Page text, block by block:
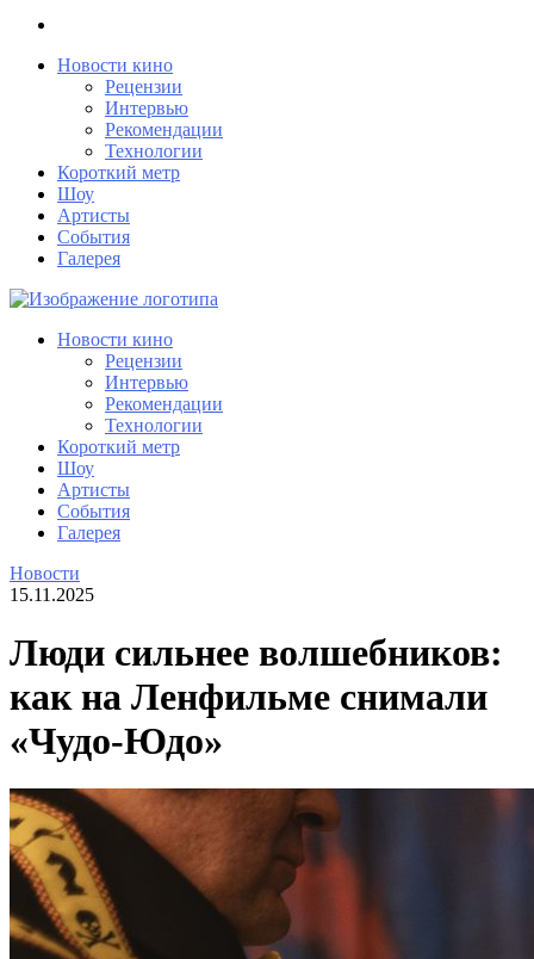
Новости кино
Рецензии
Интервью
Рекомендации
Технологии
Короткий метр
Шоу
Артисты
События
Галерея
Новости кино
Рецензии
Интервью
Рекомендации
Технологии
Короткий метр
Шоу
Артисты
События
Галерея
Новости
15.11.2025
Люди сильнее волшебников:
как на Ленфильме снимали
«Чудо-Юдо»